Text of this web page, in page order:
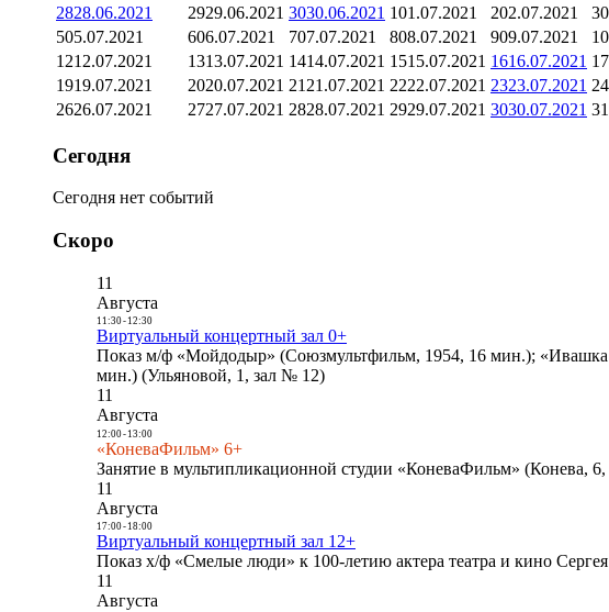
2828.06.2021 2929.06.2021 3030.06.2021 101.07.2021 202.07.2021 3
505.07.2021 606.07.2021 707.07.2021 808.07.2021 909.07.2021 10
1212.07.2021 1313.07.2021 1414.07.2021 1515.07.2021 1616.07.2021 17
1919.07.2021 2020.07.2021 21 21.07.2021 2222.07.2021 2323.07.2021 24
2626.07.2021 2727.07.2021 2828.07.2021 2929.07.2021 3030.07.2021 31
Сегодня
Сегодня нет событий
Скоро
11
Августа
11:30- 12:30
Виртуальный концертный зал 0+
Показ м/ф «Мойдодыр» (Союзмультфильм, 1954, 16 мин.);
мин.) (Ульяновой, 1, зал № 12)
11
Августа
12:00- 13:00
«КоневаФильм» 6+
Занятие в мультипликационной студии «КоневаФильм» (Конева,
11
Августа
17:00- 18:00
Виртуальный концертный зал 12+
Показ х/ф «Смелые люди» к 100-летию актера театра и кино
11
Августа